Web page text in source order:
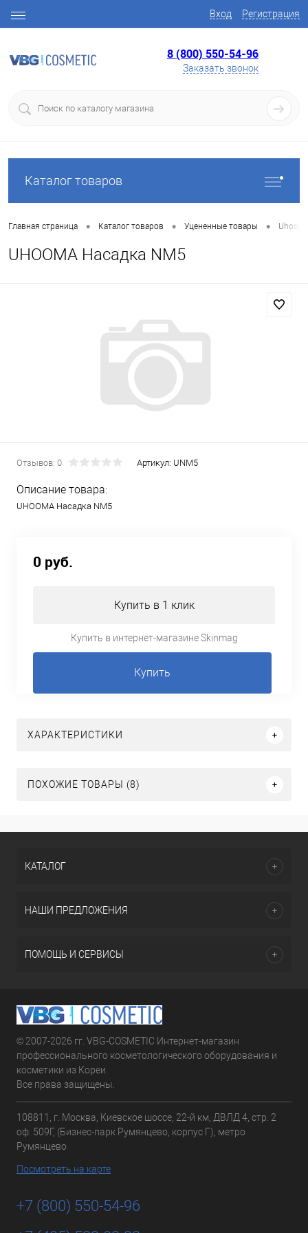
Вход Регистрация
8 (800) 550-54-96
Заказать звонок
Каталог товаров
Главная страница • Каталог товаров • Уцененные товары •
UHOOMA Насадка NM5
Отзывов: 0 Артикул: UNM5
Описание товара:
UHOOMA Насадка NM5
0 руб.
Купить в 1 клик
Купить в интернет-магазине Skinmag
Купить
ХАРАКТЕРИСТИКИ
ПОХОЖИЕ ТОВАРЫ (8)
КАТАЛОГ
НАШИ ПРЕДЛОЖЕНИЯ
ПОМОЩЬ И СЕРВИСЫ
© 2007-2026 гг. VBG-COSMETIC Интернет-магазин
профессионального косметологического оборудования и
косметики из Кореи.
Все права защищены.
108811, г. Москва, Киевское шоссе, 22-й км, ДВЛД 4, стр. 2
оф: 509Г, (Бизнес-парк Румянцево, корпус Г), метро
Румянцево
Посмотреть на карте
+7 (800) 550-54-96